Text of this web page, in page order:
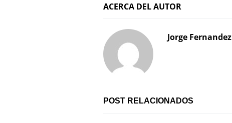
e
g
a
c
ACERCA DEL AUTOR
Jorge Fernandez
POST RELACIONADOS